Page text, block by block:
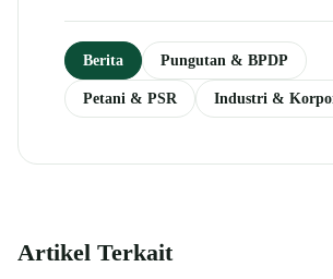
Berita Pungutan & BPDP
Petani & PSR Industri &
Artikel Terkait